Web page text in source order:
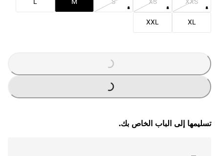
XXS
XS
S
M
L
XL
XXL
L
O
A
D
I
N
G
.
.
.
L
O
A
D
I
N
G
.
.
.
تسليمها إلى الباب الخاص بك.